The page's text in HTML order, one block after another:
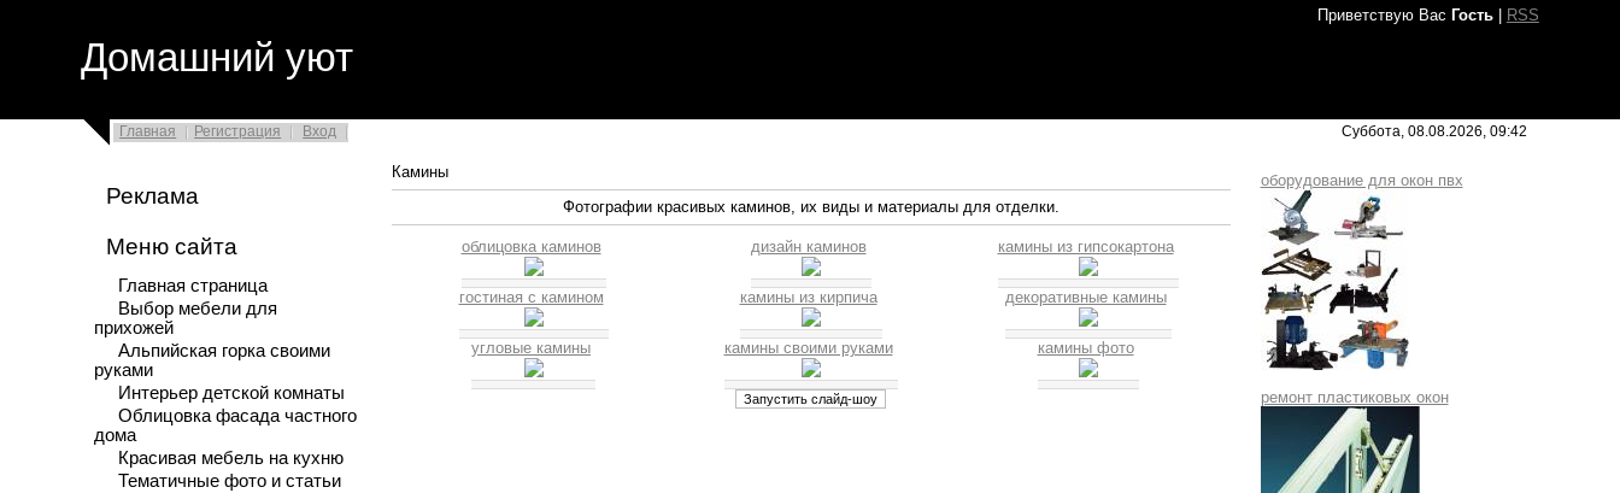
Приветствую Вас Гость| RSS
Домашний уют
Главная Регистрация Вход Суббота, 08.08.2026, 09:42
Реклама
Меню сайта
Главная страница
Выбор мебели для
прихожей
Альпийская горка своими
руками
Интерьер детской комнаты
Облицовка фасада частного
дома
Красивая мебель на кухню
Тематичные фото и статьи
Камины
Фотографии красивых каминов, их виды и материалы для отделки.
облицовка каминов дизайн каминов камины из гипсокартона
гостиная с камином камины из кирпича декоративные камины
угловые камины камины своими руками камины фото
оборудование для окон пвх
ремонт пластиковых окон